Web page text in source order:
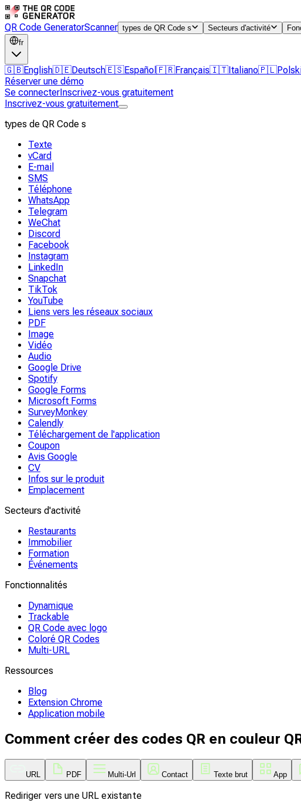
QR Code GeneratorScanner types de QR Code s Secteurs d'activité
fr
🇬🇧English🇩🇪Deutsch🇪🇸Español 🇫🇷Français🇮🇹Italiano🇵🇱
Réserver une démo
Se connecterInscrivez-vous gratuitement
Inscrivez-vous gratuitement
types de QR Code s
Texte
vCard
E-mail
SMS
Téléphone
WhatsApp
Telegram
WeChat
Discord
Facebook
Instagram
LinkedIn
Snapchat
TikTok
YouTube
Liens vers les réseaux sociaux
PDF
Image
Vidéo
Audio
Google Drive
Spotify
Google Forms
Microsoft Forms
SurveyMonkey
Calendly
Téléchargement de l'application
Coupon
Avis Google
CV
Infos sur le produit
Emplacement
Secteurs d'activité
Restaurants
Immobilier
Formation
Événements
Fonctionnalités
Dynamique
Trackable
QR Code avec logo
Coloré QR Codes
Multi-URL
Ressources
Blog
Extension Chrome
Application mobile
Comment créer des codes QR en couleur
URL PDF Multi-Url Contact Texte brut App
Rediriger vers une URL existante